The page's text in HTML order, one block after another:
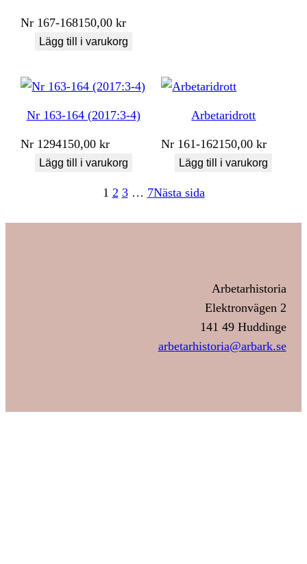
Nr 167-168150,00kr
Lägg till i varukorg
Nr 163-164 (2017:3-4)
Nr 1294150,00kr
Lägg till i varukorg
Arbetaridrott
Nr 161-162150,00kr
Lägg till i varukorg
1 2 3 … 7Nästa sida
Arbetarhistoria
Elektronvägen 2
141 49 Huddinge
arbetarhistoria@arbark.se